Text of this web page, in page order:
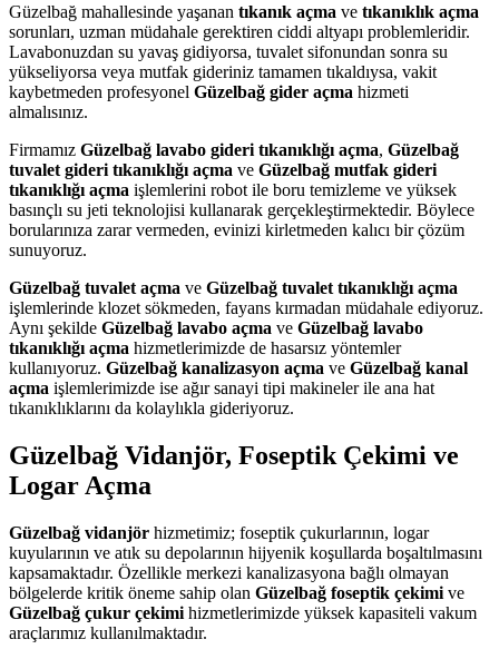
Güzelbağ mahallesinde yaşanan tıkanık açma ve tıkanıklık açma
sorunları, uzman müdahale gerektiren ciddi altyapı problemleridir.
Lavabonuzdan su yavaş gidiyorsa, tuvalet sifonundan sonra su
yükseliyorsa veya mutfak gideriniz tamamen tıkaldıysa, vakit
kaybetmeden profesyonel Güzelbağ gider açma hizmeti
almalısınız.
Firmamız Güzelbağ lavabo gideri tıkanıklığı açma, Güzelbağ
tuvalet gideri tıkanıklığı açma ve Güzelbağ mutfak gideri
tıkanıklığı açma işlemlerini robot ile boru temizleme ve yüksek
basınçlı su jeti teknolojisi kullanarak gerçekleştirmektedir. Böylece
borularınıza zarar vermeden, evinizi kirletmeden kalıcı bir çözüm
sunuyoruz.
Güzelbağ tuvalet açma ve Güzelbağ tuvalet tıkanıklığı açma
işlemlerinde klozet sökmeden, fayans kırmadan müdahale ediyoruz.
Aynı şekilde Güzelbağ lavabo açma ve Güzelbağ lavabo
tıkanıklığı açma hizmetlerimizde de hasarsız yöntemler
kullanıyoruz. Güzelbağ kanalizasyon açma ve Güzelbağ kanal
açma işlemlerimizde ise ağır sanayi tipi makineler ile ana hat
tıkanıklıklarını da kolaylıkla gideriyoruz.
Güzelbağ Vidanjör, Foseptik Çekimi ve
Logar Açma
Güzelbağ vidanjör hizmetimiz; foseptik çukurlarının, logar
kuyularının ve atık su depolarının hijyenik koşullarda boşaltılmasını
kapsamaktadır. Özellikle merkezi kanalizasyona bağlı olmayan
bölgelerde kritik öneme sahip olan Güzelbağ foseptik çekimi ve
Güzelbağ çukur çekimi hizmetlerimizde yüksek kapasiteli vakum
araçlarımız kullanılmaktadır.